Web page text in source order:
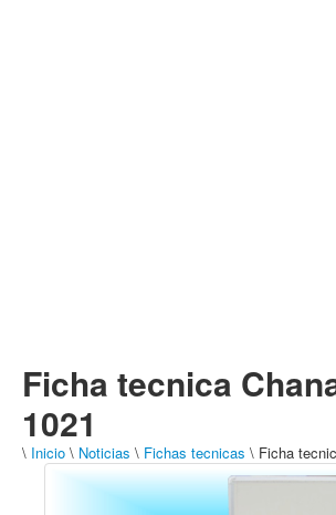
Ficha tecnica
1021
\ Inicio \ Noticias \ Fichas tecnicas \ Ficha